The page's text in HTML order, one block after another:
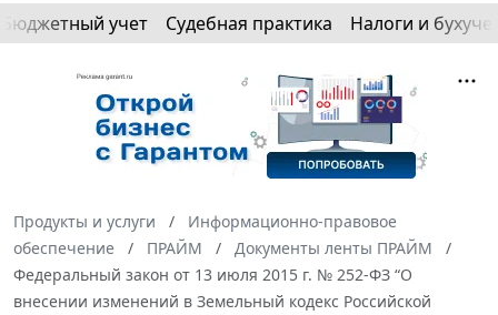
Бюджетный учет Судебная практика Налоги и
Продукты и услуги
Информационно-правовое
обеспечение
ПРАЙМ
Документы ленты ПРАЙМ
Федеральный закон от 13 июля 2015 г. № 252-ФЗ “О
внесении изменений в Земельный кодекс Российской